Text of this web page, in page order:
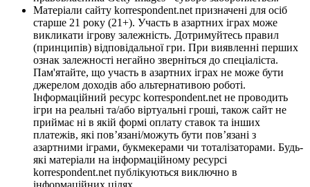
Матеріали сайту korrespondent.net призначені для осіб
старше 21 року (21+). Участь в азартних іграх може
викликати ігрову залежність. Дотримуйтесь правил
(принципів) відповідальної гри. При виявленні перших
ознак залежності негайно зверніться до спеціаліста.
Пам'ятайте, що участь в азартних іграх не може бути
джерелом доходів або альтернативою роботі.
Інформаційний ресурс korrespondent.net не проводить
ігри на реальні та/або віртуальні гроші, також сайт не
приймає ні в якій формі оплату ставок та інших
платежів, які пов’язані/можуть бути пов’язані з
азартними іграми, букмекерами чи тоталізаторами. Будь-
які матеріали на інформаційному ресурсі
korrespondent.net публікуються виключно в